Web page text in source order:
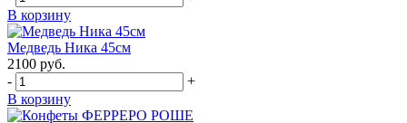
В корзину
Медведь Ника 45см
2100 руб.
-
+
В корзину